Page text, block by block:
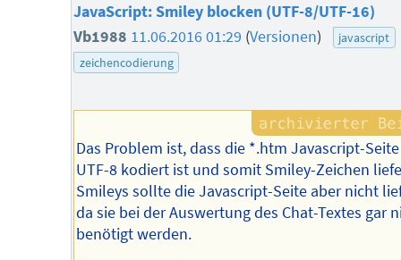
JavaScript: Smiley blocken (UTF-8/UTF-16)
Vb1988 11.06.2016 01:29 (Versionen)
javascript
zeichencodierung
Das Problem ist, dass die *.htm Javascript-
UTF-8 kodiert ist und somit Smiley-Zeichen
Smileys sollte die Javascript-Seite aber nicht
da sie bei der Auswertung des Chat-Textes gar
benötigt werden.